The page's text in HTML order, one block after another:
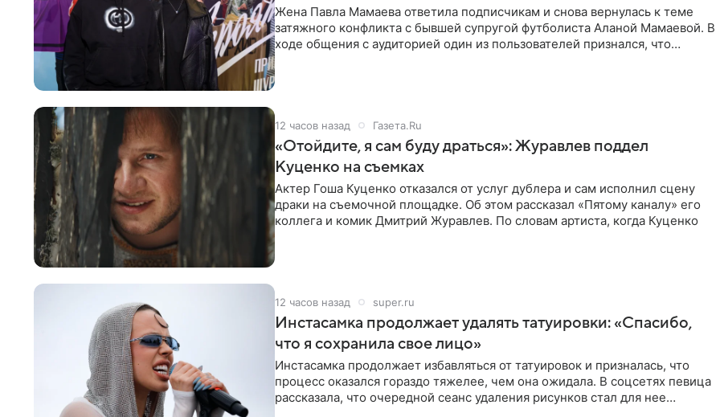
Жена Павла Мамаева ответила подписчикам и снова вернулась к теме
затяжного конфликта с бывшей супругой футболиста Аланой Мамаевой. В
ходе общения с аудиторией один из пользователей признался, что
12 часов назад Газета.Ru
«Отойдите, я сам буду драться»: Журавлев поддел
Куценко на съемках
Актер Гоша Куценко отказался от услуг дублера и сам исполнил сцену
драки на съемочной площадке. Об этом рассказал «Пятому каналу» его
коллега и комик Дмитрий Журавлев. По словам артиста, когда Куценко
12 часов назад super.ru
Инстасамка продолжает удалять татуировки: «Спасибо,
что я сохранила свое лицо»
Инстасамка продолжает избавляться от татуировок и призналась, что
процесс оказался гораздо тяжелее, чем она ожидала. В соцсетях певица
рассказала, что очередной сеанс удаления рисунков стал для нее